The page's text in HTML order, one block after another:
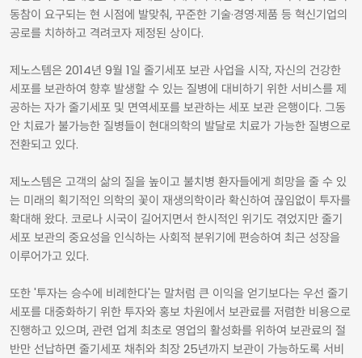
동참이 요구되는 현 시점에 발맞춰, 꾸준한 기술·경영·제품 등 혁신기업의
공로를 치하하고 격려코자 제정된 상이다.
제노스템은 2014년 9월 1일 줄기세포 보관 사업을 시작, 자신의 건강한
세포를 보관하여 향후 발생할 수 있는 질병에 대비하기 위한 서비스를 제
공하는 자가 줄기세포 및 면역세포를 보관하는 세포 보관 은행이다. 그동
안 치료가 불가능한 질병들이 현대의학의 발달로 치료가 가능한 질병으로
전환되고 있다.
제노스템은 고객의 삶의 질을 높이고 불치병 환자들에게 희망을 줄 수 있
는 미래의 획기적인 의학의 꽃이 재생의학이라 확신하여 끊임없이 투자를
확대해 왔다. 코로나 시국이 길어지면서 한시적인 위기도 겪었지만 줄기
세포 보관의 중요성을 인식하는 사회적 분위기에 편승하여 최근 성장을
이루어가고 있다.
또한 '투자는 승수에 비례한다'는 말처럼 큰 이익을 얻기보다는 우선 줄기
세포를 대중화하기 위한 투자와 홍보 차원에서 보관료를 저렴한 비용으로
진행하고 있으며, 관련 업계 최초로 영업의 활성화를 위하여 보관료의 절
반만 선납하면 줄기세포 채취와 최장 25년까지 보관이 가능하도록 서비